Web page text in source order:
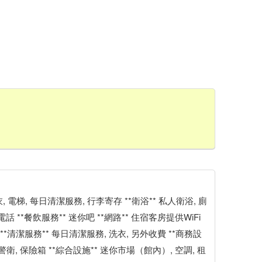
電梯, 每日清潔服務, 行李寄存 **衛浴** 私人衛浴, 廁
**餐飲服務** 迷你吧 **網路** 住宿客房提供WiFi
清潔服務** 每日清潔服務, 洗衣, 另外收費 **商務設
, 保險箱 **綜合設施** 迷你市場（館內）, 空調, 租